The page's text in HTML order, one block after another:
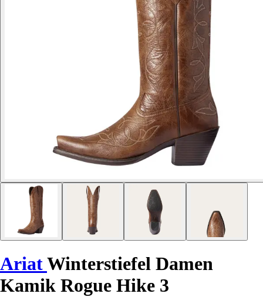
AriatWinterstiefel Damen
Kamik Rogue Hike 3